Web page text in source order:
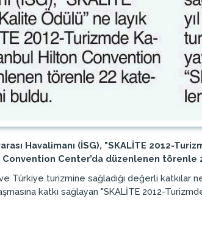
Havalimanı (İSG), "SKALİTE 2012-
Center’da düzenlenen
Türkiye turizmine sağladığı değerli katkılar
katkı sağlayan "SKALİTE 2012-